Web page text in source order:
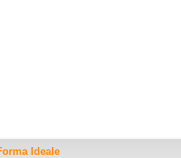
Ideale